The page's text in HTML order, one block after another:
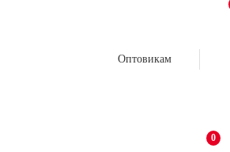
Оптовикам
0